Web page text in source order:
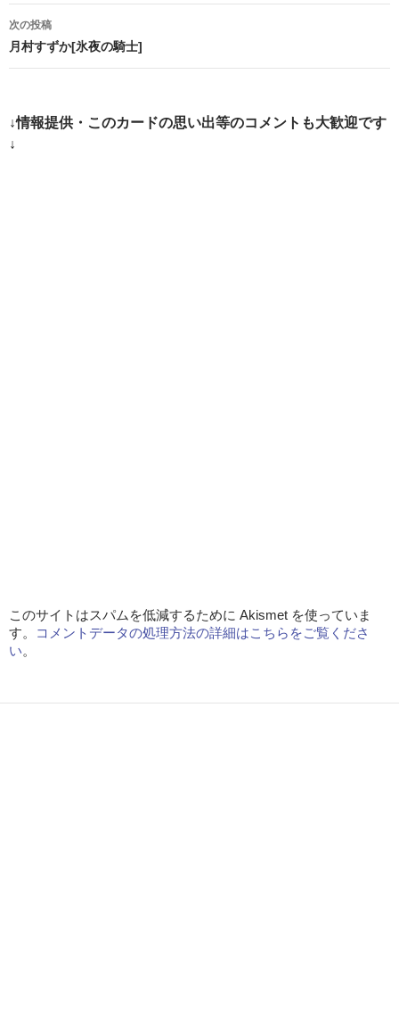
ナ
ビ
ー
シ
次の投稿
月村すずか[氷夜の騎士]
↓情報提供・このカードの思い出等のコメントも大歓迎です
↓
このサイトはスパムを低減するために Akismet を使っていま
す。
コメントデータの処理方法の詳細はこちらをご覧くださ
い。